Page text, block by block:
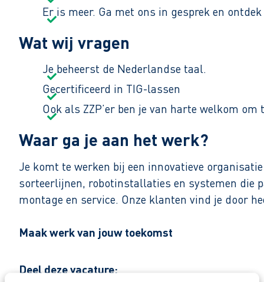
Er is meer. Ga met ons in gesprek en
Wat wij vragen
Je beheerst de Nederlandse taal.
Gecertificeerd in TIG-lassen
Ook als ZZP’er ben je van harte welkom om
Waar ga je aan het werk?
Je komt te werken bij een innovatieve
sorteerlijnen, robotinstallaties en systemen die
montage en service. Onze klanten vind je door
Maak werk van jouw toekomst
Reageer nu op deze vacature. Al binnen 1
Deel deze vacature: